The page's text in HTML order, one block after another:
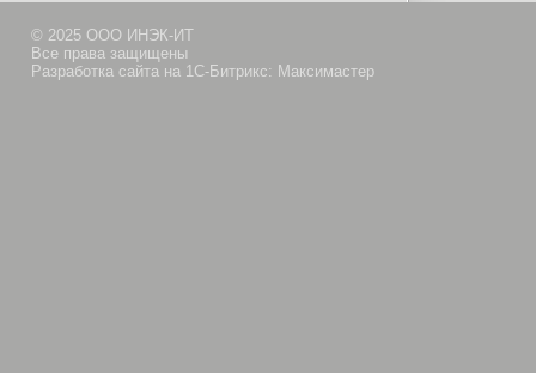
© 2025 ООО ИНЭК-ИТ
Все права защищены
Разработка сайта на 1С-Битрикс: Максимастер